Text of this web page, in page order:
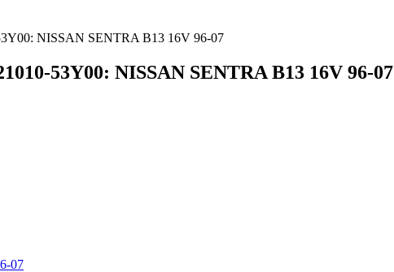
NISSAN SENTRA B13 16V 96-07
53Y00: NISSAN SENTRA B13 16V 96-07
07